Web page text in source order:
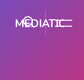
MEDIATIC